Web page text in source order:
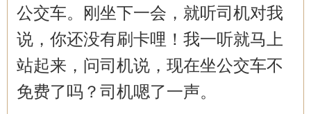
公交车。刚坐下一会，就听司机对我
说，你还没有刷卡哩！我一听就马上
站起来，问司机说，现在坐公交车不
免费了吗？司机嗯了一声。